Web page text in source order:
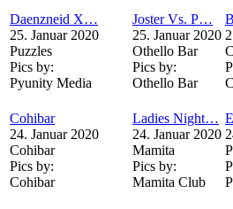
Daenzneid X…
25. Januar 2020
Puzzles
Pics by:
Pyunity Media
Joster Vs. P…
25. Januar 2020
Othello Bar
Pics by:
Othello Bar
Cohibar
24. Januar 2020
Cohibar
Pics by:
Cohibar
Ladies Night…
24. Januar 2020
Mamita
Pics by:
Mamita Club